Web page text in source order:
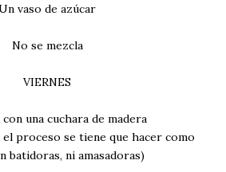
vaso de azúcar
No se mezcla
VIERNES
con una cuchara de madera
el proceso se tiene que hacer como
batidoras, ni amasadoras)